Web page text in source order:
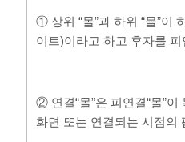
① 상위 “몰”과 하위 “몰”이
이트)이라고 하고 후자를
② 연결“몰”은 피연결“몰”
화면 또는 연결되는 시점의